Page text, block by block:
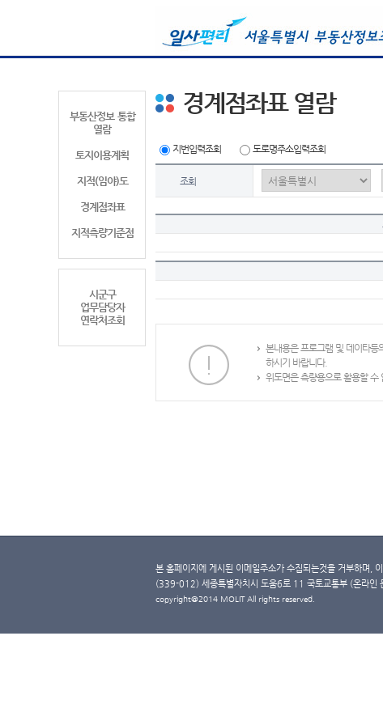
부동산정보 통합
열람
토지이용계획
지적(임야)도
경계점좌표
지적측량기준점
시군구
업무담당자
연락처조회
경계점좌표 열람
지번입력조회 도로명주소입력조회
조회
본내용은 프로그램 및 데이타등
하시기 바랍니다.
위도면은 측량용으로 활용할 수
본 홈페이지에 게시된 이메일주소가 수집되는것을 거부하며,
(339-012) 세종특별자치시 도움6로 11 국토교통부 (온라
copyright@2014 MOLIT All rights reserved.